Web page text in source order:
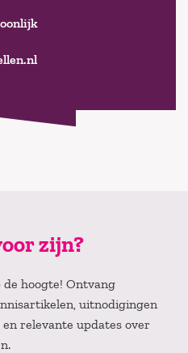
zijn?
hoogte! Ontvang
uitnodigingen
relevante updates over